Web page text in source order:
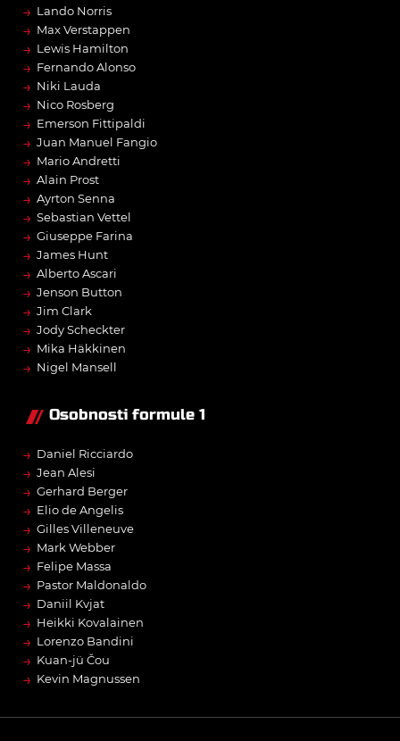
→ Lando Norris
→ Max Verstappen
→ Lewis Hamilton
→ Fernando Alonso
→ Niki Lauda
→ Nico Rosberg
→ Emerson Fittipaldi
→ Juan Manuel Fangio
→ Mario Andretti
→ Alain Prost
→ Ayrton Senna
→ Sebastian Vettel
→ Giuseppe Farina
→ James Hunt
→ Alberto Ascari
→ Jenson Button
→ Jim Clark
→ Jody Scheckter
→ Mika Häkkinen
→ Nigel Mansell
Osobnosti formule 1
→ Daniel Ricciardo
→ Jean Alesi
→ Gerhard Berger
→ Elio de Angelis
→ Gilles Villeneuve
→ Mark Webber
→ Felipe Massa
→ Pastor Maldonaldo
→ Daniil Kvjat
→ Heikki Kovalainen
→ Lorenzo Bandini
→ Kuan-jü Čou
→ Kevin Magnussen